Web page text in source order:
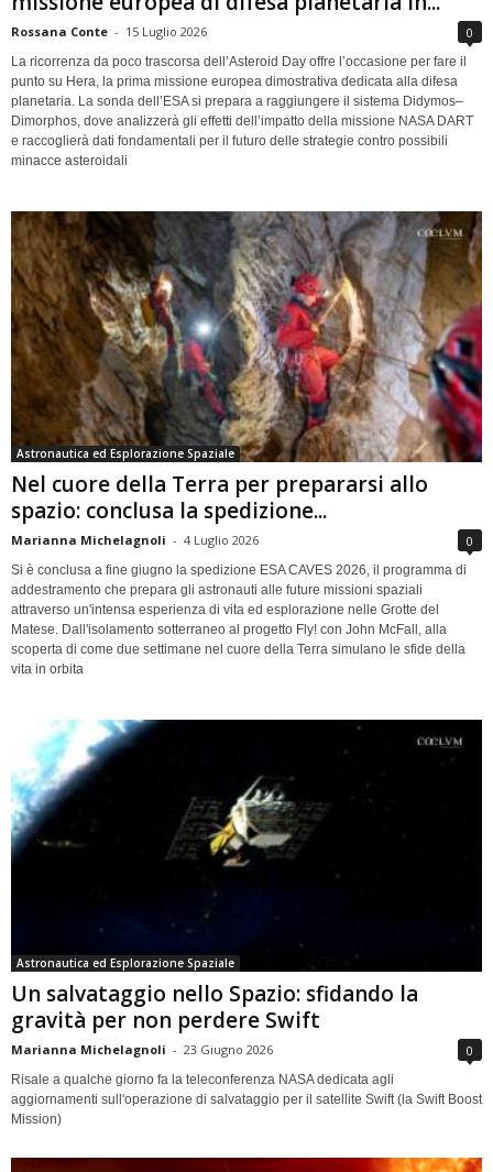
Rossana Conte - 15 Luglio 2026 0
La ricorrenza da poco trascorsa dell’Asteroid Day offre l’occasione per fare il
punto su Hera, la prima missione europea dimostrativa dedicata alla difesa
planetaria. La sonda dell’ESA si prepara a raggiungere il sistema Didymos–
Dimorphos, dove analizzerà gli effetti dell’impatto della missione NASA DART
e raccoglierà dati fondamentali per il futuro delle strategie contro possibili
minacce asteroidali
Astronautica ed Esplorazione Spaziale
Nel cuore della Terra per prepararsi allo
spazio: conclusa la spedizione...
Marianna Michelagnoli - 4 Luglio 2026 0
Si è conclusa a fine giugno la spedizione ESA CAVES 2026, il programma di
addestramento che prepara gli astronauti alle future missioni spaziali
attraverso un'intensa esperienza di vita ed esplorazione nelle Grotte del
Matese. Dall'isolamento sotterraneo al progetto Fly! con John McFall, alla
scoperta di come due settimane nel cuore della Terra simulano le sfide della
vita in orbita
Astronautica ed Esplorazione Spaziale
Un salvataggio nello Spazio: sfidando la
gravità per non perdere Swift
Marianna Michelagnoli - 23 Giugno 2026 0
Risale a qualche giorno fa la teleconferenza NASA dedicata agli
aggiornamenti sull'operazione di salvataggio per il satellite Swift (la Swift Boost
Mission)